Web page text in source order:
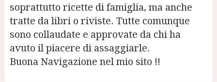
soprattutto ricette di famiglia, ma anche
tratte da libri o riviste. Tutte comunque
sono collaudate e approvate da chi ha
avuto il piacere di assaggiarle.
Buona Navigazione nel mio sito !!